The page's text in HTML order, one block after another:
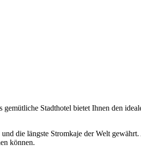
Stadthotel bietet Ihnen den
die längste Stromkaje der Welt
können.